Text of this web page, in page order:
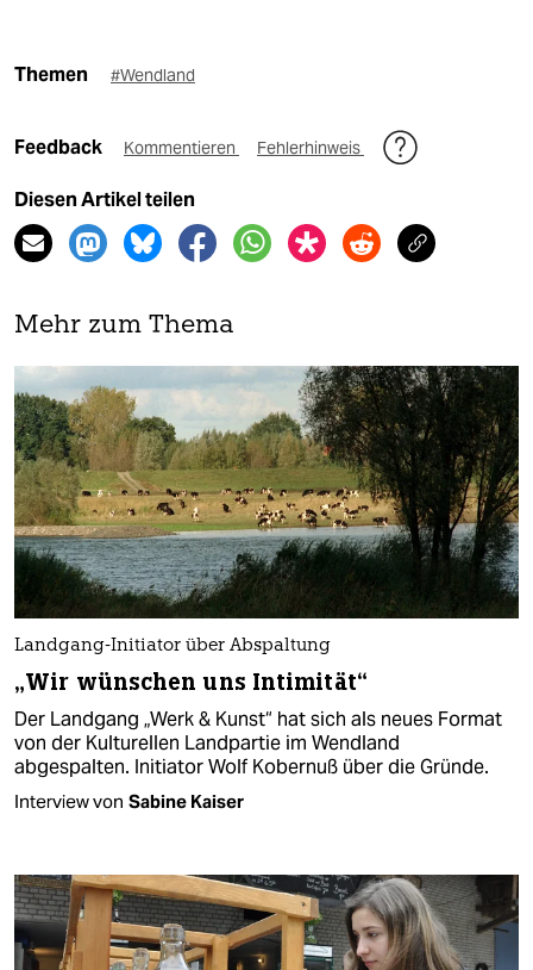
Themen #Wendland
Feedback Kommentieren Fehlerhinweis
Diesen Artikel teilen
Mehr zum Thema
Landgang-Initiator über Abspaltung
„Wir wünschen uns Intimität“
Der Landgang „Werk & Kunst“ hat sich als neues Format
von der Kulturellen Landpartie im Wendland
abgespalten. Initiator Wolf Kobernuß über die Gründe.
Interview von Sabine Kaiser